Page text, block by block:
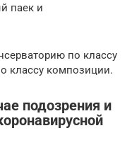
паек и
по классу
классу композиции.
подозрения и